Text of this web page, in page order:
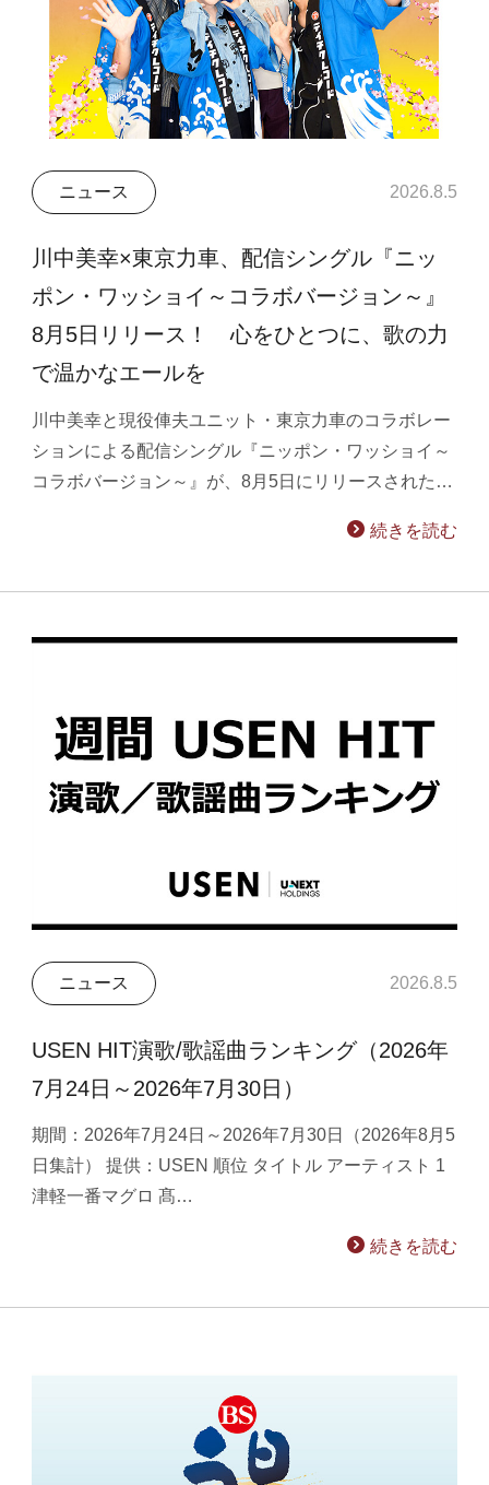
ニュース 2026.8.5
川中美幸×東京力車、配信シングル『ニッ
ポン・ワッショイ～コラボバージョン～』
8月5日リリース！ 心をひとつに、歌の力
で温かなエールを
川中美幸と現役俥夫ユニット・東京力車のコラボレー
ションによる配信シングル『ニッポン・ワッショイ～
コラボバージョン～』が、8月5日にリリースされた…
続きを読む
ニュース 2026.8.5
USEN HIT演歌/歌謡曲ランキング（2026年
7月24日～2026年7月30日）
期間：2026年7月24日～2026年7月30日（2026年8月5
日集計） 提供：USEN 順位 タイトル アーティスト 1
津軽一番マグロ 髙…
続きを読む